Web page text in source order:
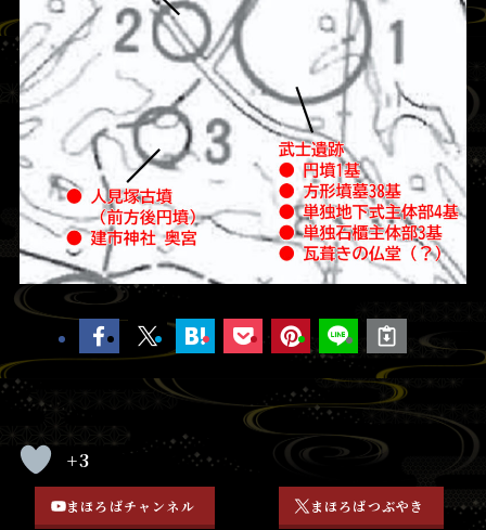
+3
まほろばチャンネル まほろばつぶやき